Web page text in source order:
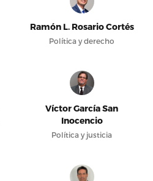
Ramón L. Rosario Cortés
Política y derecho
Víctor García San
Inocencio
Política y justicia